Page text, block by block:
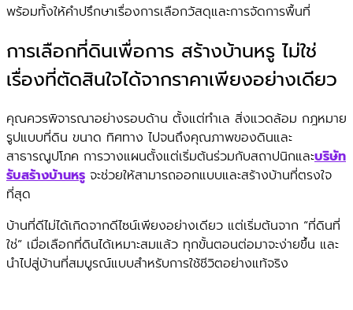
พร้อมทั้งให้คำปรึกษาเรื่องการเลือกวัสดุและการจัดการพื้นที่
การเลือกที่ดินเพื่อการ สร้างบ้านหรู ไม่ใช่
เรื่องที่ตัดสินใจได้จากราคาเพียงอย่างเดียว
คุณควรพิจารณาอย่างรอบด้าน ตั้งแต่ทำเล สิ่งแวดล้อม กฎหมาย
รูปแบบที่ดิน ขนาด ทิศทาง ไปจนถึงคุณภาพของดินและ
สาธารณูปโภค การวางแผนตั้งแต่เริ่มต้นร่วมกับสถาปนิกและบริษัท
รับสร้างบ้านหรู จะช่วยให้สามารถออกแบบและสร้างบ้านที่ตรงใจ
ที่สุด
บ้านที่ดีไม่ได้เกิดจากดีไซน์เพียงอย่างเดียว แต่เริ่มต้นจาก “ที่ดินที่
ใช่” เมื่อเลือกที่ดินได้เหมาะสมแล้ว ทุกขั้นตอนต่อมาจะง่ายขึ้น และ
นำไปสู่บ้านที่สมบูรณ์แบบสำหรับการใช้ชีวิตอย่างแท้จริง